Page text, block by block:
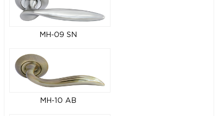
MH-09 SN
MH-10 AB